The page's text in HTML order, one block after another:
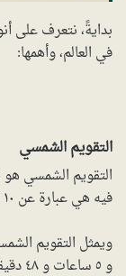
بدايةً، نتعرف على
في العالم، وأهمها:
التقويم الشمسي
التقويم الشمسي هو
فيه هي عبارة عن ١٠ أشهر فقط.